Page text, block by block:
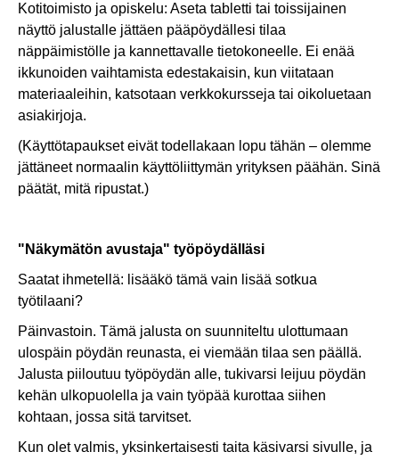
Kotitoimisto ja opiskelu: Aseta tabletti tai toissijainen
näyttö jalustalle jättäen pääpöydällesi tilaa
näppäimistölle ja kannettavalle tietokoneelle. Ei enää
ikkunoiden vaihtamista edestakaisin, kun viitataan
materiaaleihin, katsotaan verkkokursseja tai oikoluetaan
asiakirjoja.
(Käyttötapaukset eivät todellakaan lopu tähän – olemme
jättäneet normaalin käyttöliittymän yrityksen päähän. Sinä
päätät, mitä ripustat.)
"Näkymätön avustaja" työpöydälläsi
Saatat ihmetellä: lisääkö tämä vain lisää sotkua
työtilaani?
Päinvastoin. Tämä jalusta on suunniteltu ulottumaan
ulospäin pöydän reunasta, ei viemään tilaa sen päällä.
Jalusta piiloutuu työpöydän alle, tukivarsi leijuu pöydän
kehän ulkopuolella ja vain työpää kurottaa siihen
kohtaan, jossa sitä tarvitset.
Kun olet valmis, yksinkertaisesti taita käsivarsi sivulle, ja